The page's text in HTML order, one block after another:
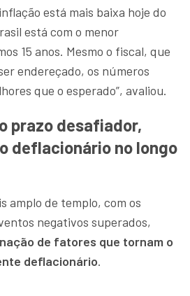
está mais baixa hoje do
está com o menor
15 anos. Mesmo o fiscal, que
endereçado, os números
que o esperado”, avaliou.
prazo desafiador,
deflacionário no longo
amplo de templo, com os
negativos superados,
de fatores que tornam o
deflacionário.